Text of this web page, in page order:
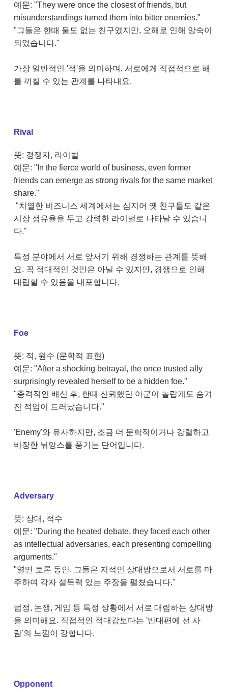
예문: "They were once the closest of friends, but
misunderstandings turned them into bitter enemies."
"그들은 한때 둘도 없는 친구였지만, 오해로 인해 앙숙이
되었습니다."
가장 일반적인 '적'을 의미하며, 서로에게 직접적으로 해
를 끼칠 수 있는 관계를 나타내요.
Rival
뜻: 경쟁자, 라이벌
예문: "In the fierce world of business, even former
friends can emerge as strong rivals for the same market
share."
"치열한 비즈니스 세계에서는 심지어 옛 친구들도 같은
시장 점유율을 두고 강력한 라이벌로 나타날 수 있습니
다."
특정 분야에서 서로 앞서기 위해 경쟁하는 관계를 뜻해
요. 꼭 적대적인 것만은 아닐 수 있지만, 경쟁으로 인해
대립할 수 있음을 내포합니다.
Foe
뜻: 적, 원수 (문학적 표현)
예문: "After a shocking betrayal, the once trusted ally
surprisingly revealed herself to be a hidden foe."
"충격적인 배신 후, 한때 신뢰했던 아군이 놀랍게도 숨겨
진 적임이 드러났습니다."
'Enemy'와 유사하지만, 조금 더 문학적이거나 강렬하고
비장한 뉘앙스를 풍기는 단어입니다.
Adversary
뜻: 상대, 적수
예문: "During the heated debate, they faced each other
as intellectual adversaries, each presenting compelling
arguments."
"열띤 토론 동안, 그들은 지적인 상대방으로서 서로를 마
주하며 각자 설득력 있는 주장을 펼쳤습니다."
법정, 논쟁, 게임 등 특정 상황에서 서로 대립하는 상대방
을 의미해요. 직접적인 적대감보다는 '반대편에 선 사
람'의 느낌이 강합니다.
Opponent